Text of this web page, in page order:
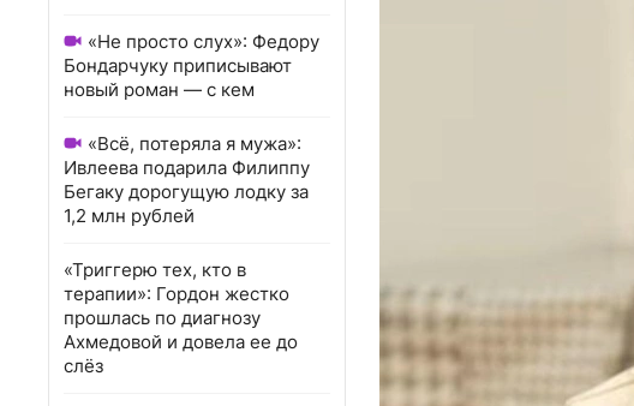
«Не просто слух»: Федору
Бондарчуку приписывают
новый роман — с кем
«Всё, потеряла я мужа»:
Ивлеева подарила Филиппу
Бегаку дорогущую лодку за
1,2 млн рублей
«Триггерю тех, кто в
терапии»: Гордон жестко
прошлась по диагнозу
Ахмедовой и довела ее до
слёз